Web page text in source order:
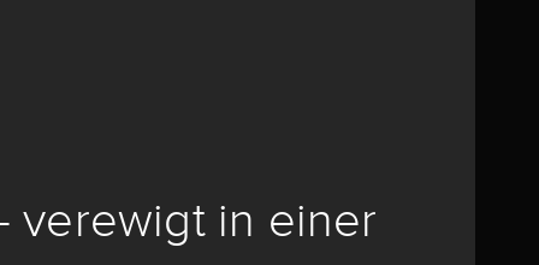
verewigt in einer